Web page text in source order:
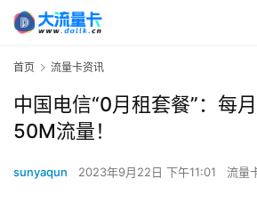
首页 流量卡资讯
中国电信“0月租套餐”：每
50M流量！
sunyaqun 2023年9月22日 下午11:01 流量